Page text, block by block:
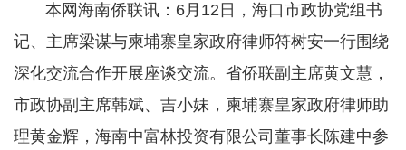
本网海南侨联讯：6月12日，海口市政协党组书
记、主席梁谋与柬埔寨皇家政府律师符树安一行围绕
深化交流合作开展座谈交流。省侨联副主席黄文慧，
市政协副主席韩斌、吉小妹，柬埔寨皇家政府律师助
理黄金辉，海南中富林投资有限公司董事长陈建中参